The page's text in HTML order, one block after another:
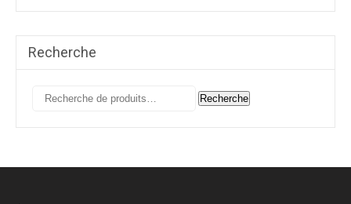
Recherche
Recherche
Recherche